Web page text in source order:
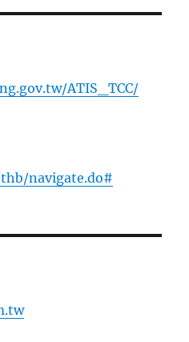
ATIS_TCC/
navigate.do#